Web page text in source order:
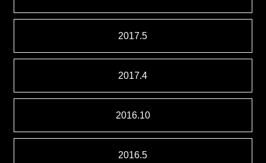
2017.5
2017.4
2016.10
2016.5